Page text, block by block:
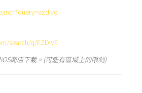
search/q/EZDIVE
商店下載。(可能有區域上的限制)